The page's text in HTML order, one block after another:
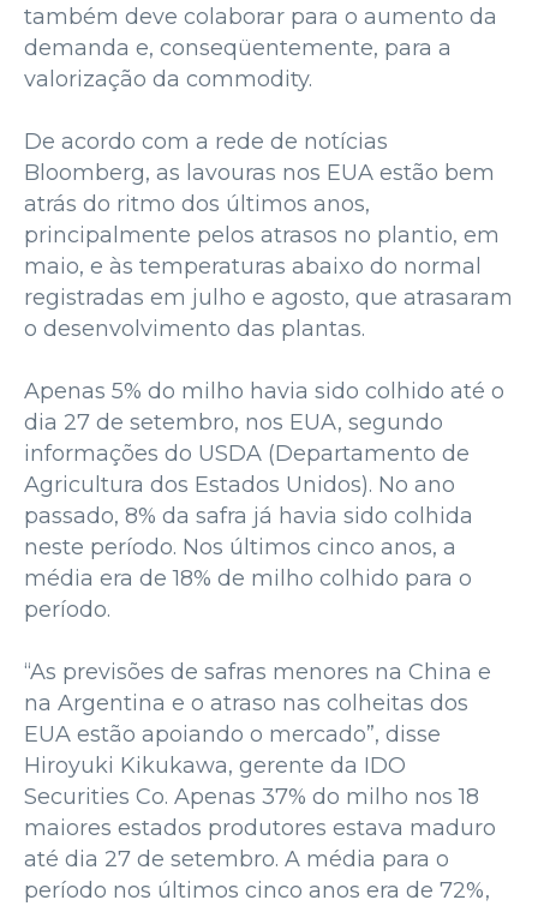
também deve colaborar para o aumento da
demanda e, conseqüentemente, para a
valorização da commodity.
De acordo com a rede de notícias
Bloomberg, as lavouras nos EUA estão bem
atrás do ritmo dos últimos anos,
principalmente pelos atrasos no plantio, em
maio, e às temperaturas abaixo do normal
registradas em julho e agosto, que atrasaram
o desenvolvimento das plantas.
Apenas 5% do milho havia sido colhido até o
dia 27 de setembro, nos EUA, segundo
informações do USDA (Departamento de
Agricultura dos Estados Unidos). No ano
passado, 8% da safra já havia sido colhida
neste período. Nos últimos cinco anos, a
média era de 18% de milho colhido para o
período.
“As previsões de safras menores na China e
na Argentina e o atraso nas colheitas dos
EUA estão apoiando o mercado”, disse
Hiroyuki Kikukawa, gerente da IDO
Securities Co. Apenas 37% do milho nos 18
maiores estados produtores estava maduro
até dia 27 de setembro. A média para o
período nos últimos cinco anos era de 72%,